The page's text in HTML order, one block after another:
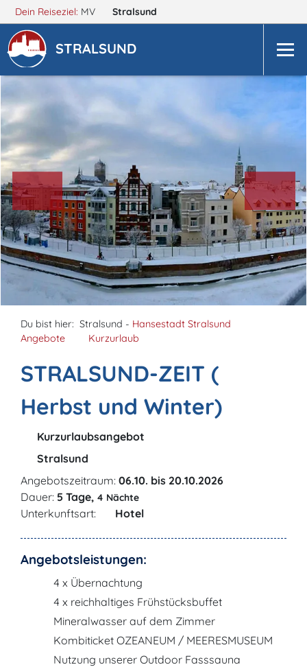
Dein Reiseziel: MV Stralsund
STRALSUND
Du bist hier: Stralsund - Hansestadt Stralsund
Angebote
Kurzurlaub
STRALSUND-ZEIT (
Herbst und Winter)
Kurzurlaubsangebot
Stralsund
Angebotszeitraum: 06.10. bis 20.10.2026
Dauer: 5 Tage, 4 Nächte
Unterkunftsart: Hotel
Angebotsleistungen:
4 x Übernachtung
4 x reichhaltiges Frühstücksbuffet
Mineralwasser auf dem Zimmer
Kombiticket OZEANEUM / MEERESMUSEUM
Nutzung unserer Outdoor Fasssauna